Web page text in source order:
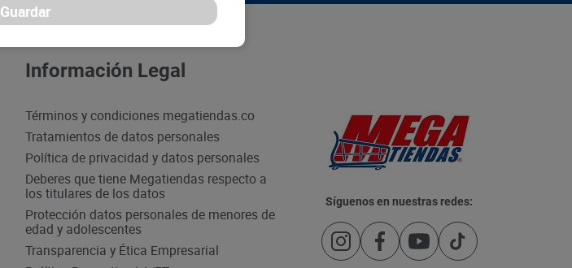
Información Legal
Términos y condiciones megatiendas.co
Tratamientos de datos personales
Política de privacidad y datos personales
Deberes que tiene Megatiendas respecto a
los titulares de los datos
Protección datos personales de menores de
edad y adolescentes
Transparencia y Ética Empresarial
Síguenos en nuestras redes:
Guardar